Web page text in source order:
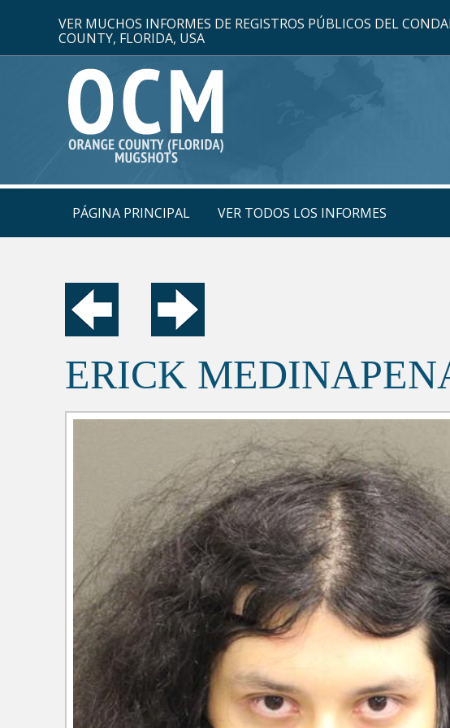
VER MUCHOS INFORMES DE REGISTROS PÚBLICOS DEL
COUNTY, FLORIDA, USA
PÁGINA PRINCIPAL VER TODOS LOS INFORMES
ERICK